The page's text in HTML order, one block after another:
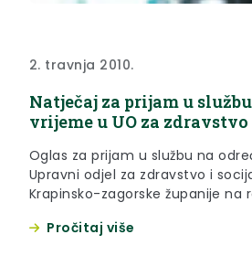
2. travnja 2010.
Natječaj za prijam u
vrijeme u UO za
Oglas za prijam u službu na
Upravni odjel za zdravstvo i
Krapinsko-zagorske županije na
izvršitelj na određeno vrijeme
Pročitaj više